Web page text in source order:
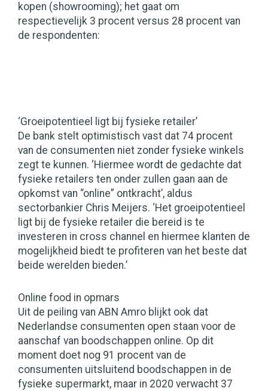
kopen (showrooming); het gaat om
respectievelijk 3 procent versus 28 procent van
de respondenten:
‘Groeipotentieel ligt bij fysieke retailer’
De bank stelt optimistisch vast dat 74 procent
van de consumenten niet zonder fysieke winkels
zegt te kunnen. ‘Hiermee wordt de gedachte dat
fysieke retailers ten onder zullen gaan aan de
opkomst van “online” ontkracht’, aldus
sectorbankier Chris Meijers. ‘Het groeipotentieel
ligt bij de fysieke retailer die bereid is te
investeren in cross channel en hiermee klanten de
mogelijkheid biedt te profiteren van het beste dat
beide werelden bieden.’
Online food in opmars
Uit de peiling van ABN Amro blijkt ook dat
Nederlandse consumenten open staan voor de
aanschaf van boodschappen online. Op dit
moment doet nog 91 procent van de
consumenten uitsluitend boodschappen in de
fysieke supermarkt, maar in 2020 verwacht 37